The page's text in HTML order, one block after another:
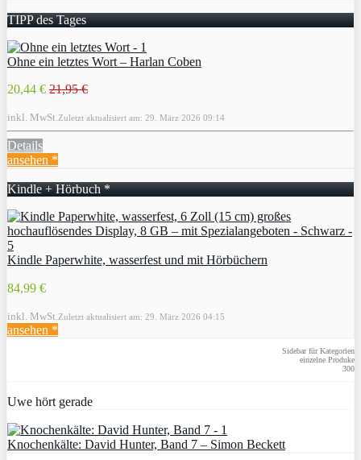
TIPP des Tages
Ohne ein letztes Wort – Harlan Coben
20,44 € 21,95 €
inkl. MwSt. Zuletzt aktualisiert am: 29. März 2026 09:14
Details
ansehen *
Kindle + Hörbuch *
Kindle Paperwhite, wasserfest und mit Hörbüchern
84,99 €
inkl. MwSt. Zuletzt aktualisiert am: 29. März 2026 04:15
ansehen *
Sidebar für Kategorien
einzelne Produke
300
Uwe hört gerade
Knochenkälte: David Hunter, Band 7 – Simon Beckett